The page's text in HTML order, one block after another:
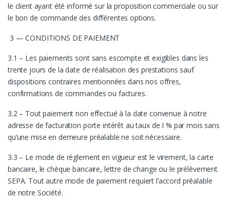
le client ayant été informé sur la proposition commerciale ou sur
le bon de commande des différentes options.
3 — CONDITIONS DE PAIEMENT
3.1 – Les paiements sont sans escompte et exigibles dans les
trente jours de la date de réalisation des prestations sauf
dispositions contraires mentionnées dans nos offres,
confirmations de commandes ou factures.
3.2 – Tout paiement non effectué à la date convenue à notre
adresse de facturation porte intérêt au taux de I % par mois sans
qu’une mise en demeure préalable ne soit nécessaire.
3.3 – Le mode de règlement en vigueur est le virement, la carte
bancaire, le chèque bancaire, lettre de change ou le prélèvement
SEPA. Tout autre mode de paiement requiert l’accord préalable
de notre Société.